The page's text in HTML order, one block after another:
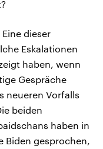
dieser
Eskalationen
haben, wenn
Gespräche
neueren Vorfalls
beiden
haben in
Biden gesprochen,